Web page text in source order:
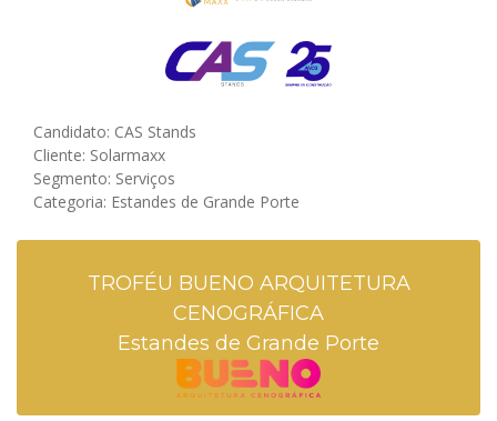
Candidato: CAS Stands
Cliente: Solarmaxx
Segmento: Serviços
Categoria: Estandes de Grande Porte
TROFÉU BUENO ARQUITETURA
CENOGRÁFICA
Estandes de Grande Porte